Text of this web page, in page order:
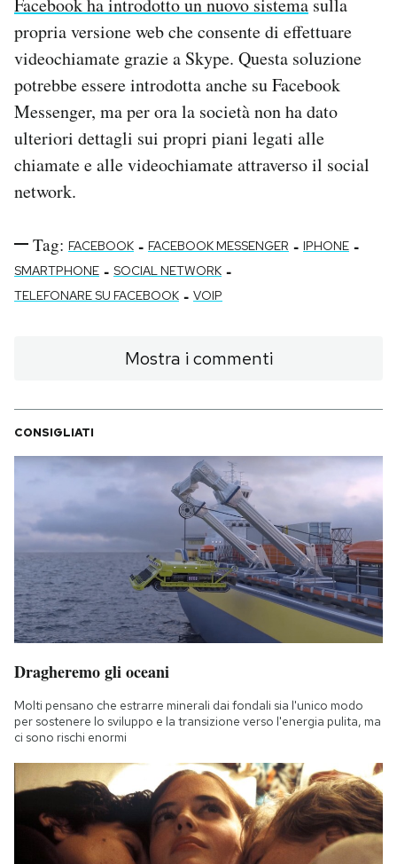
Facebook ha introdotto un nuovo sistema sulla
propria versione web che consente di effettuare
videochiamate grazie a Skype. Questa soluzione
potrebbe essere introdotta anche su Facebook
Messenger, ma per ora la società non ha dato
ulteriori dettagli sui propri piani legati alle
chiamate e alle videochiamate attraverso il social
network.
Tag: FACEBOOK - FACEBOOK MESSENGER - IPHONE -
SMARTPHONE - SOCIAL NETWORK -
TELEFONARE SU FACEBOOK - VOIP
Mostra i commenti
CONSIGLIATI
Dragheremo gli oceani
Molti pensano che estrarre minerali dai fondali sia l'unico modo
per sostenere lo sviluppo e la transizione verso l'energia pulita, ma
ci sono rischi enormi